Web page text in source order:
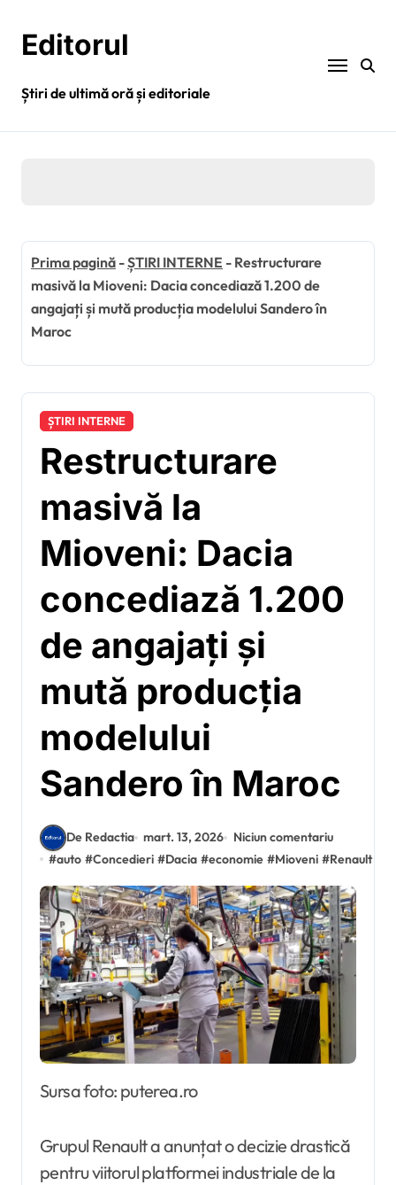
conținutEditorul
Știri de ultimă oră și editoriale
Prima pagină -ȘTIRI INTERNE - Restructurare
masivă la Mioveni: Dacia concediază 1.200 de
angajați și mută producția modelului Sandero în
Maroc
ȘTIRI INTERNE
Restructurare
masivă la
Mioveni: Dacia
concediază 1.200
de angajați și
mută producția
modelului
Sandero în Maroc
De Redactia mart. 13, 2026
Niciun comentariu
#auto #Concedieri #Dacia #economie #Mioveni #Renault
Sursa foto: puterea.ro
Grupul Renault a anunțat o decizie drastică
pentru viitorul platformei industriale de la